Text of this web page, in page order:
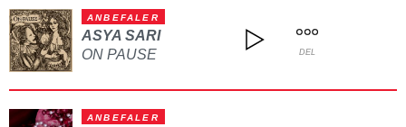
ANBEFALER
ASYA SARI
ON PAUSE
DEL
ANBEFALER